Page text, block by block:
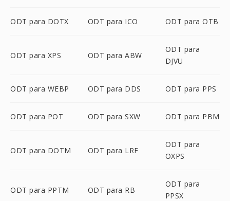
ODT para DOTX ODT para ICO ODT para OTB
ODT para XPS ODT para ABW
ODT para
DJVU
ODT para WEBP ODT para DDS ODT para PPS
ODT para POT ODT para SXW ODT para PBM
ODT para DOTM ODT para LRF
ODT para
OXPS
ODT para PPTM ODT para RB
ODT para
PPSX